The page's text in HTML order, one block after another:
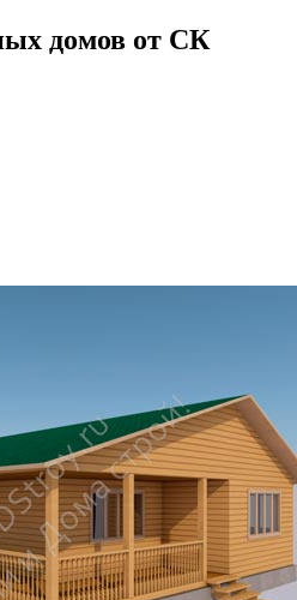
домов от СК